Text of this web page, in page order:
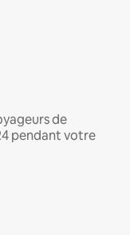
de
pendant votre